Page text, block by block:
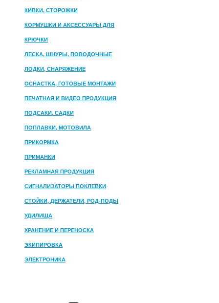
КИВКИ, СТОРОЖКИ
КОРМУШКИ И АКСЕССУАРЫ ДЛЯ
ПРИКОРМКИ
КРЮЧКИ
ЛЕСКА, ШНУРЫ, ПОВОДОЧНЫЕ
МАТЕРИАЛЫ
ЛОДКИ, СНАРЯЖЕНИЕ
ОСНАСТКА, ГОТОВЫЕ МОНТАЖИ
ПЕЧАТНАЯ И ВИДЕО ПРОДУКЦИЯ
ПОДСАКИ, САДКИ
ПОПЛАВКИ, МОТОВИЛА
ПРИКОРМКА
ПРИМАНКИ
РЕКЛАМНАЯ ПРОДУКЦИЯ
СИГНАЛИЗАТОРЫ ПОКЛЕВКИ
СТОЙКИ, ДЕРЖАТЕЛИ, РОД-ПОДЫ
УДИЛИЩА
ХРАНЕНИЕ И ПЕРЕНОСКА
ЭКИПИРОВКА
ЭЛЕКТРОНИКА